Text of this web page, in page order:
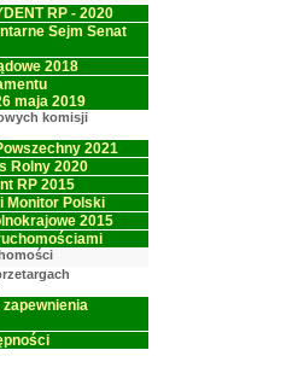
RP - 2020
Sejm Senat
2018
maja 2019
komisji
2021
Rolny 2020
RP 2015
Monitor Polski
2015